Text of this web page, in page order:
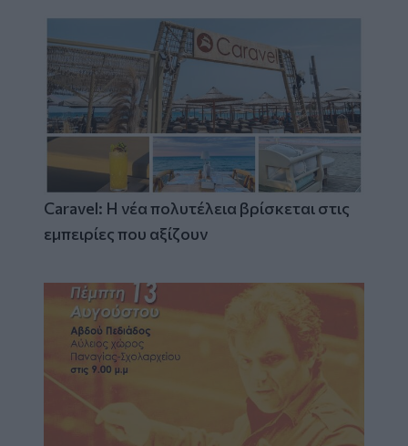
Caravel: Η νέα πολυτέλεια βρίσκεται στις
εμπειρίες που αξίζουν